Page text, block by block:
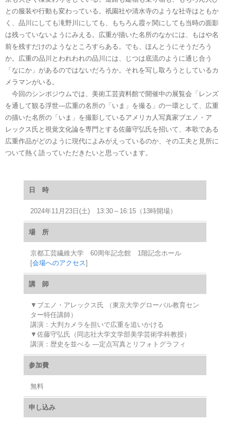
との服装や行動も変わっている。祇園社や清水寺のような社寺はともか
く、品川にしても滝野川にしても、もちろん霞ヶ関にしても当時の面影
は残っていないようにみえる。広重が描いた名所のなかには、もはや名
前を残すだけのようなところすらある。でも、ほんとうにそうだろう
か。広重の品川とわれわれの品川には、じつは底流のように通じ合う
「なにか」があるのではないだろうか。それを写し取ろうとしているカ
メラマンがいる。
今回のシンポジウムでは、美術工芸資料館で開催中の展覧会「レンズ
を通して観る浮世―広重の名所の「いま」を撮る」の一環として、広重
の描いた名所の「いま」を撮影しているアメリカ人写真家ブエノ・ア
レックス氏と視覚文化論を専門とする佐藤守弘氏を招いて、本歌である
広重作品がどのように現代によみがえっているのか、その工夫と見所に
ついて熱く語っていただきたいと思っています。
日 時
2024年11月23日(土) 13:30～16:15（13時開場）
場 所
京都工芸繊維大学 60周年記念館 1階記念ホール
[会場へのアクセス]
講 師
▼ブエノ・アレックス氏 （東京大学グローバル教育セン
ター特任講師）
講演：大判カメラを担いで広重を追いかける
▼佐藤守弘氏（同志社大学文学部美学芸術学科教授）
講演：歴史を並べる ―定点写真とリフォトグラフィ
参加費
無料
申し込み